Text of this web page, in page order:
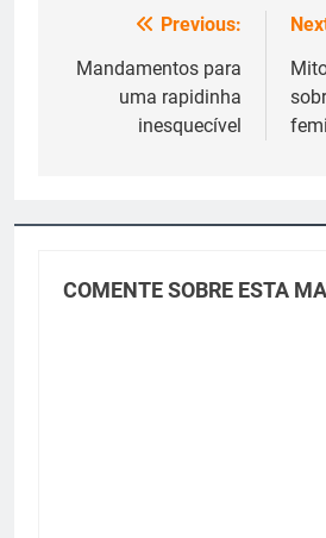
Navegação
de
Previous:
Mandamentos para
uma rapidinha
inesquecível
COMENTE SOBRE ESTA